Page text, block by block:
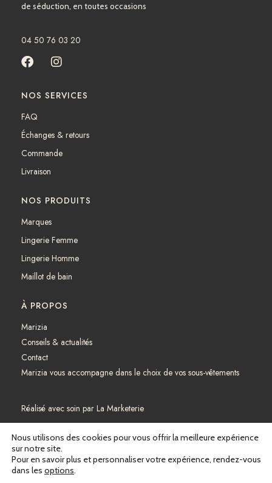
de séduction, en toutes occasions
04 50 76 03 20
F
e
b
o
k
I
t
r
a
NOS SERVICES
FAQ
Échanges & retours
Commande
Livraison
NOS PRODUITS
Marques
Lingerie Femme
Lingerie Homme
Maillot de bain
À PROPOS
Marizia
Conseils & actualités
Contact
Marizia vous accompagne dans le choix de vos sous-vêtements
Réalisé avec soin par La Marketerie
Mentions légales
Politique de confidentialité
Nous utilisons des cookies pour vous offrir la meilleure expérience
sur notre site.
Pour en savoir plus et personnaliser votre expérience, rendez-vous
dans les options.